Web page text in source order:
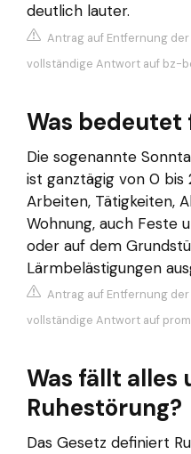
deutlich lauter.
Antrag auf Entfernung
vollständige Antwort auf bz-
Was bedeutet
Die sogenannte
ist ganztägig von 0 bis
Arbeiten, Tätigkeiten,
Wohnung, auch Feste
oder auf dem
Lärmbelästigungen
Antrag auf Entfernung
vollständige Antwort auf
Was fällt alles
Ruhestörung?
Das Gesetz definiert